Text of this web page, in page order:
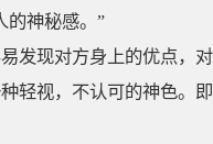
的神秘感。”
发现对方身上的优点，
轻视，不认可的神色。